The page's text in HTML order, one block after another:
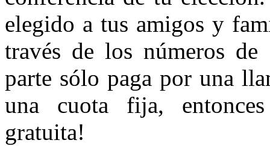
elegido a tus amigos y
través de los números de
parte sólo paga por una
una cuota fija,
gratuita!